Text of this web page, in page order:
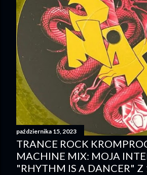
października 15, 2023
TRANCE ROCK
MACHINE MIX: MOJA
"RHYTHM IS A DANCER" Z